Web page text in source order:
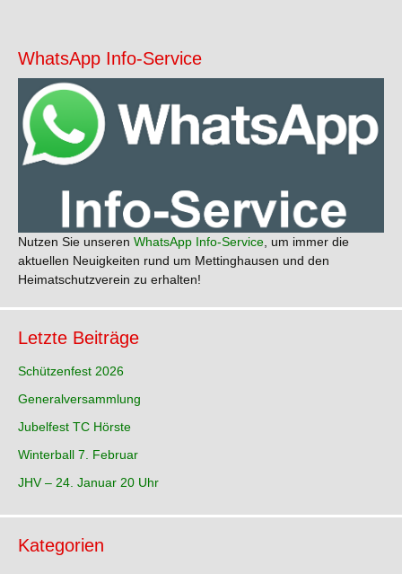
WhatsApp Info-Service
Nutzen Sie unseren WhatsApp Info-Service , um immer die
aktuellen Neuigkeiten rund um Mettinghausen und den
Heimatschutzverein zu erhalten!
Letzte Beiträge
Schützenfest 2026
Generalversammlung
Jubelfest TC Hörste
Winterball 7. Februar
JHV – 24. Januar 20 Uhr
Kategorien